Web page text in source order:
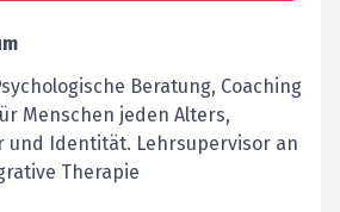
Beratung, Coaching
Menschen jeden Alters,
und Identität. Lehrsupervisor an
Therapie